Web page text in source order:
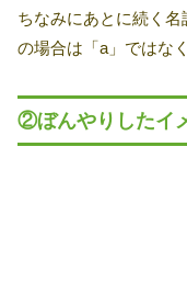
ちなみにあとに続く名
の場合は「a」ではな
②ぼんやりしたイ